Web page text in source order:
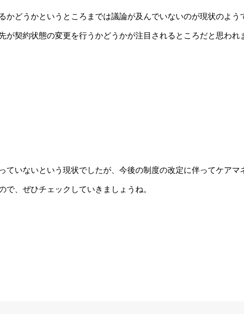
かどうかというところまでは議論が及んでいないのが現状のよう
が契約状態の変更を行うかどうかが注目されるところだと思われ
ていないという現状でしたが、今後の制度の改定に伴ってケアマ
、ぜひチェックしていきましょうね。